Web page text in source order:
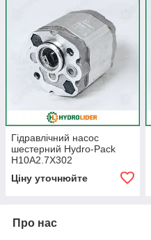
Гідравлічний насос
шестерний Hydro-Pack
H10A2.7X302
Ціну уточнюйте
Про нас